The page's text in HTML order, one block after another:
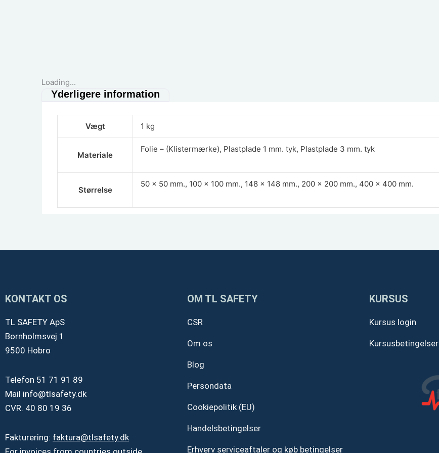
Loading...
Yderligere information
Vægt 1 kg
Materiale
Folie – (Klistermærke), Plastplade 1 mm. tyk, Plastplade 3 mm. tyk
Størrelse
50 x 50 mm., 100 x 100 mm., 148 x 148 mm., 200 x 200 mm., 400 x 400 mm.
KONTAKT OS
TL SAFETY ApS
Bornholmsvej 1
9500 Hobro
Telefon 51 71 91 89
Mail info@tlsafety.dk
CVR. 40 80 19 36
Fakturering: faktura@tlsafety.dk
OM TL SAFETY
CSR
Om os
Blog
Persondata
Cookiepolitik (EU)
Handelsbetingelser
Erhverv serviceaftaler og køb betingelser
KURSUS
Kursus login
Kursusbetingelser